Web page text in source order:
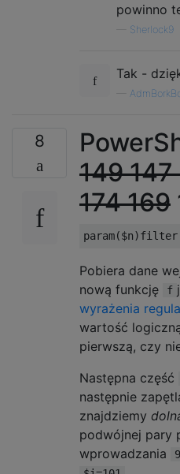
powinno
Sherlock9
Tak -
8
149147
174169
Pobiera dane
nową funkcję
f
wyrażenia
wartość
pierwszą, czy
Następna część
następnie
znajdziemy
podwójnej pary
wprowadzania